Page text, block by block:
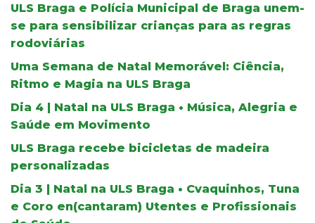
ULS Braga e Polícia Municipal de Braga unem-
se para sensibilizar crianças para as regras
rodoviárias
Uma Semana de Natal Memorável: Ciência,
Ritmo e Magia na ULS Braga
Dia 4 | Natal na ULS Braga • Música, Alegria e
Saúde em Movimento
ULS Braga recebe bicicletas de madeira
personalizadas
Dia 3 | Natal na ULS Braga • Cvaquinhos, Tuna
e Coro en(cantaram) Utentes e Profissionais